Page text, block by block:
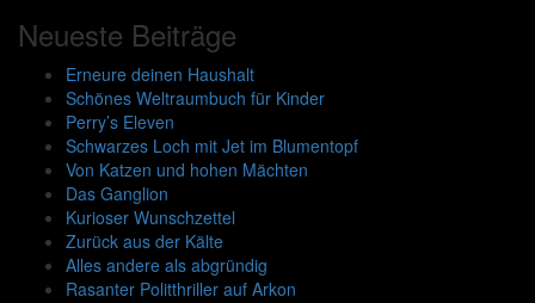
Neueste Beiträge
Erneure deinen Haushalt
Schönes Weltraumbuch für Kinder
Perry’s Eleven
Schwarzes Loch mit Jet im Blumentopf
Von Katzen und hohen Mächten
Das Ganglion
Kurioser Wunschzettel
Zurück aus der Kälte
Alles andere als abgründig
Rasanter Politthriller auf Arkon